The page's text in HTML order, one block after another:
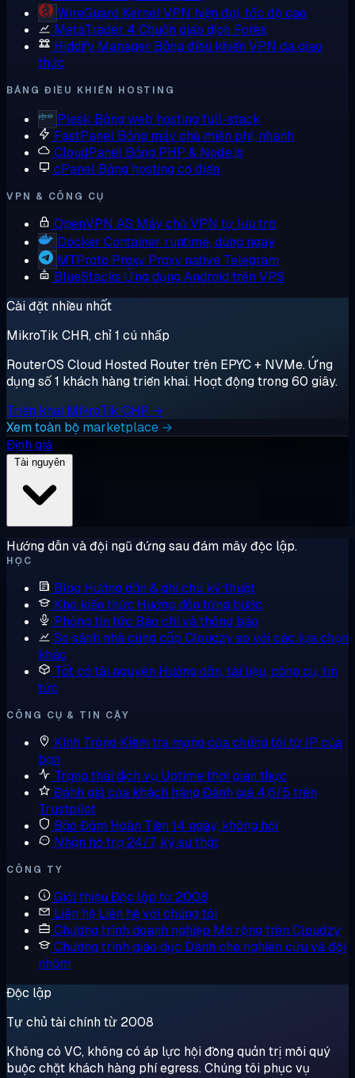
WireGuard Kernel VPN hiện đại, tốc độ cao
MetaTrader 4 Chuẩn giao dịch Forex
Hiddify Manager Bảng điều khiển VPN đa giao
thức
BẢNG ĐIỀU KHIỂN HOSTING
Plesk Bảng web hosting full-stack
FastPanel Bảng máy chủ miễn phí, nhanh
CloudPanel Bảng PHP & Node.js
cPanel Bảng hosting cổ điển
VPN & CÔNG CỤ
OpenVPN AS Máy chủ VPN tự lưu trữ
Docker Container runtime, dùng ngay
MTProto Proxy Proxy native Telegram
BlueStacks Ứng dụng Android trên VPS
Cài đặt nhiều nhất
MikroTik CHR, chỉ 1 cú nhấp
RouterOS Cloud Hosted Router trên EPYC + NVMe. Ứng
dụng số 1 khách hàng triển khai. Hoạt động trong 60 giây.
Triển khai MikroTik CHR →
Xem toàn bộ marketplace →
Định giá
Hướng dẫn và đội ngũ đứng sau đám mây độc lập.
HỌC
Blog Hướng dẫn & ghi chú kỹ thuật
Kho kiến thức Hướng dẫn từng bước
Phòng tin tức Báo chí và thông báo
So sánh nhà cung cấp Cloudzy so với các lựa chọn
khác
Tất cả tài nguyên Hướng dẫn, tài liệu, công cụ, tin
tức
CÔNG CỤ & TIN CẬY
Kính Tròng Kiểm tra mạng của chúng tôi từ IP của
bạn
Trạng thái dịch vụ Uptime thời gian thực
Đánh giá của khách hàng Đánh giá 4,6/5 trên
Trustpilot
Bảo Đảm Hoàn Tiền 14 ngày, không hỏi
Nhận hỗ trợ 24/7, kỹ sư thật
CÔNG TY
Giới thiệu Độc lập từ 2008
Liên hệ Liên hệ với chúng tôi
Chương trình doanh nghiệp Mở rộng trên Cloudzy
Chương trình giáo dục Dành cho nghiên cứu và đội
nhóm
Độc lập
Tự chủ tài chính từ 2008
Không có VC, không có áp lực hội đồng quản trị mỗi quý
buộc chặt khách hàng phí egress. Chúng tôi phục vụ